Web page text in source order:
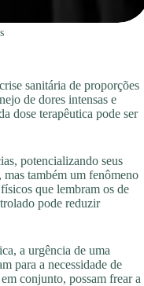
sanitária de proporções
de dores intensas e
dose terapêutica pode ser
potencializando seus
também um fenômeno
que lembram os de
pode reduzir
a urgência de uma
para a necessidade de
conjunto, possam frear a